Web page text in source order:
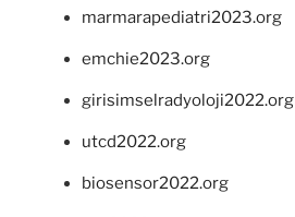
marmarapediatri2023.org
emchie2023.org
girisimselradyoloji2022.org
utcd2022.org
biosensor2022.org